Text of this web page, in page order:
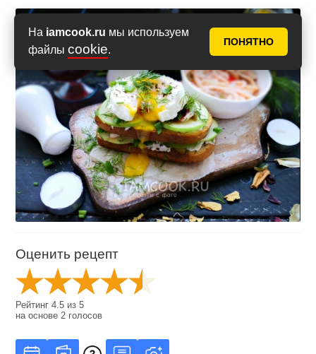
На iamcook.ru мы используем
файлы cookie.
ПОНЯТНО
Оценить рецепт
Рейтинг4.5 из5
на основе2 голосов